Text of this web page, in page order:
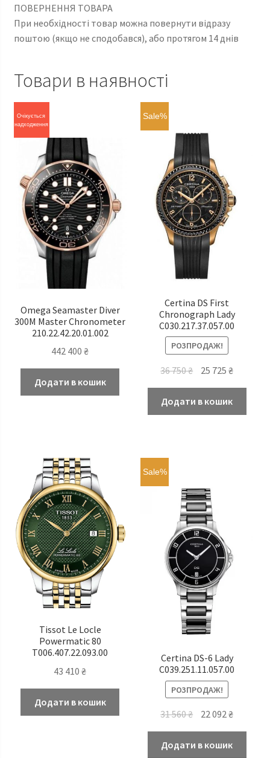
ПОВЕРНЕННЯ ТОВАРА
При необхідності товар можна повернути відразу
поштою (якщо не сподобався), або протягом 14 днів
Товари в наявності
Очікується
надходження
Omega Seamaster Diver
300M Master Chronometer
210.22.42.20.01.002
442 400₴
Додати в кошик
Sale%
Certina DS First
Chronograph Lady
C030.217.37.057.00
РОЗПРОДАЖ!
36 750₴
Оригінальна
36
750 ₴.
25 725₴
725 ₴.
Додати в кошик
Tissot Le Locle
Powermatic 80
T006.407.22.093.00
43 410₴
Додати в кошик
Sale%
Certina DS-6 Lady
C039.251.11.057.00
РОЗПРОДАЖ!
31 560₴
Оригінальна
ціна:
31
22 092₴
ціна:
Додати в кошик